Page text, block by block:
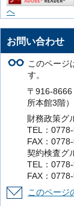
へ
お問い合わせ
このページ
す。
〒916-
所本館3階）
財務政策グ
TEL：
FAX：
契約検査グ
TEL：
FAX：
このページ